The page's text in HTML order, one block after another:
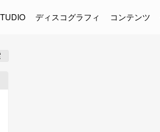
ディスコグラフィ コンテンツ